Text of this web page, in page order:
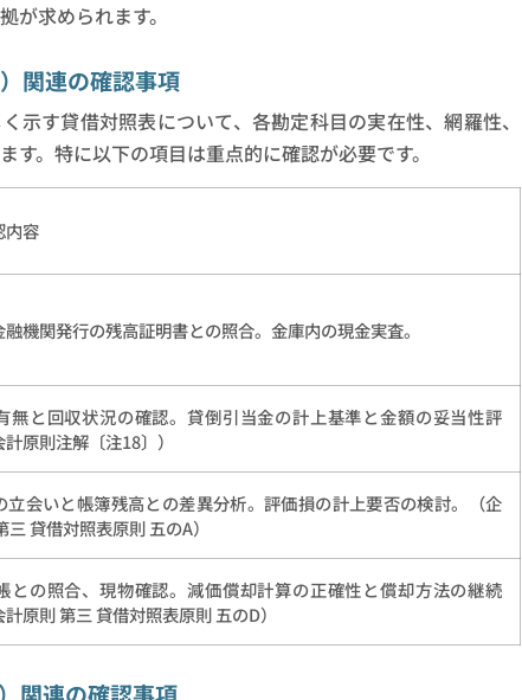
が求められます。
関連の確認事項
示す貸借対照表について、各勘定科目の実在性、網羅性、
す。特に以下の項目は重点的に確認が必要です。
内容
機関発行の残高証明書との照合。金庫内の現金実査。
無と回収状況の確認。貸倒引当金の計上基準と金額の妥当性評
原則注解〔注18〕）
立会いと帳簿残高との差異分析。評価損の計上要否の検討。（企
三 貸借対照表原則 五のA）
との照合、現物確認。減価償却計算の正確性と償却方法の継続
原則 第三 貸借対照表原則 五のD）
関連の確認事項